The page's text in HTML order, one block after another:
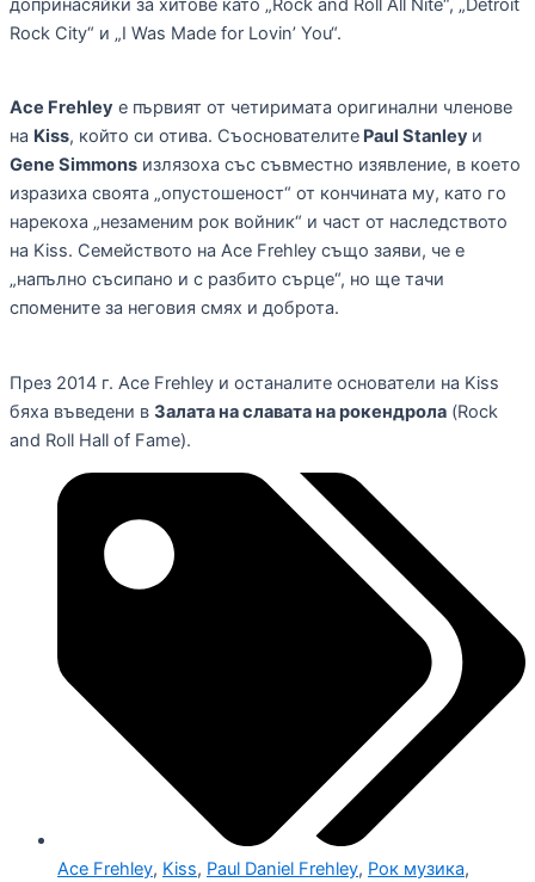
допринасяйки за хитове като „Rock and Roll All Nite“, „Detroit
Rock City“ и „I Was Made for Lovin’ You“.
Ace Frehley е първият от четиримата оригинални членове
на Kiss, който си отива. Съоснователите Paul Stanley и
Gene Simmons излязоха със съвместно изявление, в което
изразиха своята „опустошеност“ от кончината му, като го
нарекоха „незаменим рок войник“ и част от наследството
на Kiss. Семейството на Ace Frehley също заяви, че е
„напълно съсипано и с разбито сърце“, но ще тачи
спомените за неговия смях и доброта.
През 2014 г. Ace Frehley и останалите основатели на Kiss
бяха въведени в Залата на славата на рокендрола (Rock
and Roll Hall of Fame).
Ace Frehley, Kiss, Paul Daniel Frehley, Рок музика,